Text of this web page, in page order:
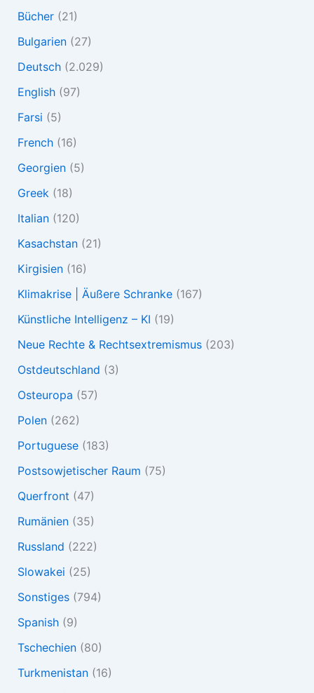
Bücher(21)
Bulgarien(27)
Deutsch(2.029)
English(97)
Farsi (5)
French(16)
Georgien(5)
Greek (18)
Italian(120)
Kasachstan(21)
Kirgisien(16)
Klimakrise | Äußere Schranke(167)
Künstliche Intelligenz – KI (19)
Neue Rechte & Rechtsextremismus(203)
Ostdeutschland (3)
Osteuropa (57)
Polen(262)
Portuguese(183)
Postsowjetischer Raum (75)
Querfront (47)
Rumänien(35)
Russland (222)
Slowakei (25)
Sonstiges(794)
Spanish(9)
Tschechien(80)
Turkmenistan(16)